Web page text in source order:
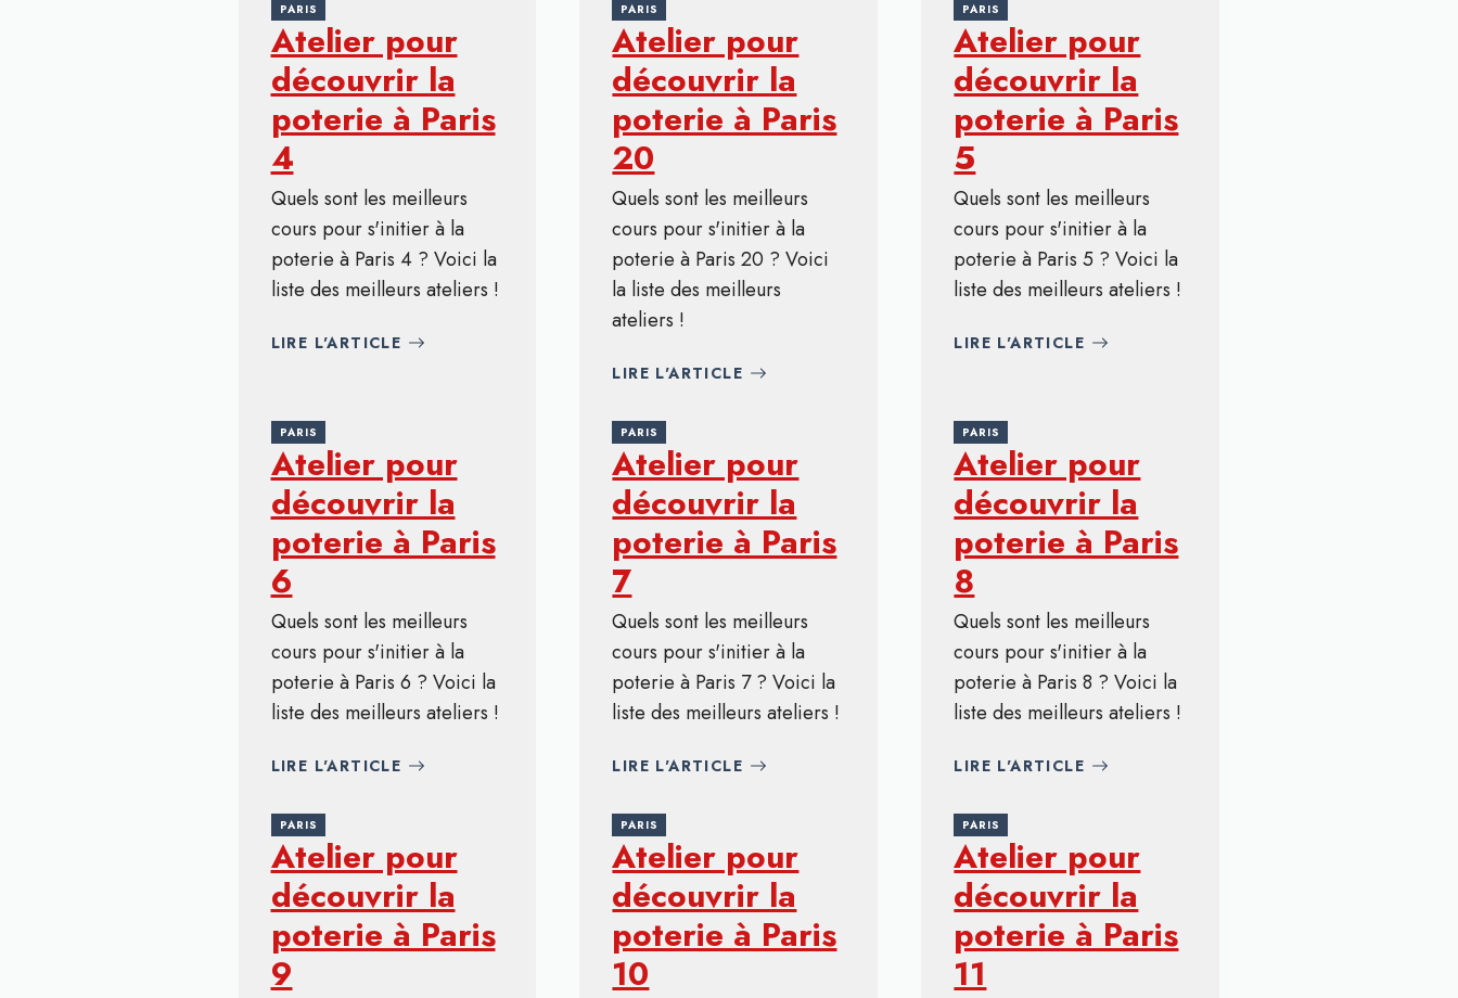
PARIS
Atelier pour
découvrir la
poterie à Paris
4
Quels sont les meilleurs
cours pour s'initier à la
poterie à Paris 4 ? Voici la
liste des meilleurs ateliers !
LIRE L'ARTICLE
PARIS
Atelier pour
découvrir la
poterie à Paris
20
Quels sont les meilleurs
cours pour s'initier à la
poterie à Paris 20 ? Voici
la liste des meilleurs
ateliers !
LIRE L'ARTICLE
PARIS
Atelier pour
découvrir la
poterie à Paris
5
Quels sont les meilleurs
cours pour s'initier à la
poterie à Paris 5 ? Voici la
liste des meilleurs ateliers !
LIRE L'ARTICLE
PARIS
Atelier pour
découvrir la
poterie à Paris
6
Quels sont les meilleurs
cours pour s'initier à la
poterie à Paris 6 ? Voici la
liste des meilleurs ateliers !
LIRE L'ARTICLE
PARIS
Atelier pour
découvrir la
poterie à Paris
7
Quels sont les meilleurs
cours pour s'initier à la
poterie à Paris 7 ? Voici la
liste des meilleurs ateliers !
LIRE L'ARTICLE
PARIS
Atelier pour
découvrir la
poterie à Paris
8
Quels sont les meilleurs
cours pour s'initier à la
poterie à Paris 8 ? Voici la
liste des meilleurs ateliers !
LIRE L'ARTICLE
PARIS
Atelier pour
découvrir la
poterie à Paris
9
PARIS
Atelier pour
découvrir la
poterie à Paris
10
PARIS
Atelier pour
découvrir la
poterie à Paris
11